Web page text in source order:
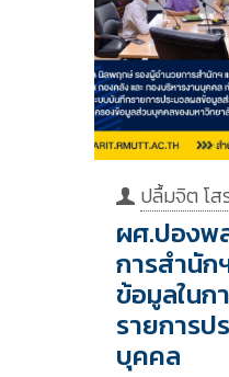
ปลื้มจิต โส
ผศ.ปองพ
การสำนัก
ข้อมูลในก
รายการป
บุคคล